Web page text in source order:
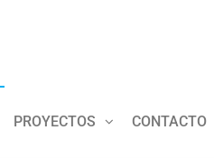
PROYECTOS CONTACTO